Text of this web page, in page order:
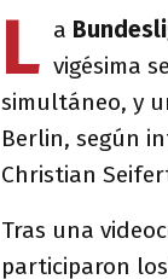
L a
vigésima
simultáneo, y
Berlin, según
Christian
Tras una
participaron